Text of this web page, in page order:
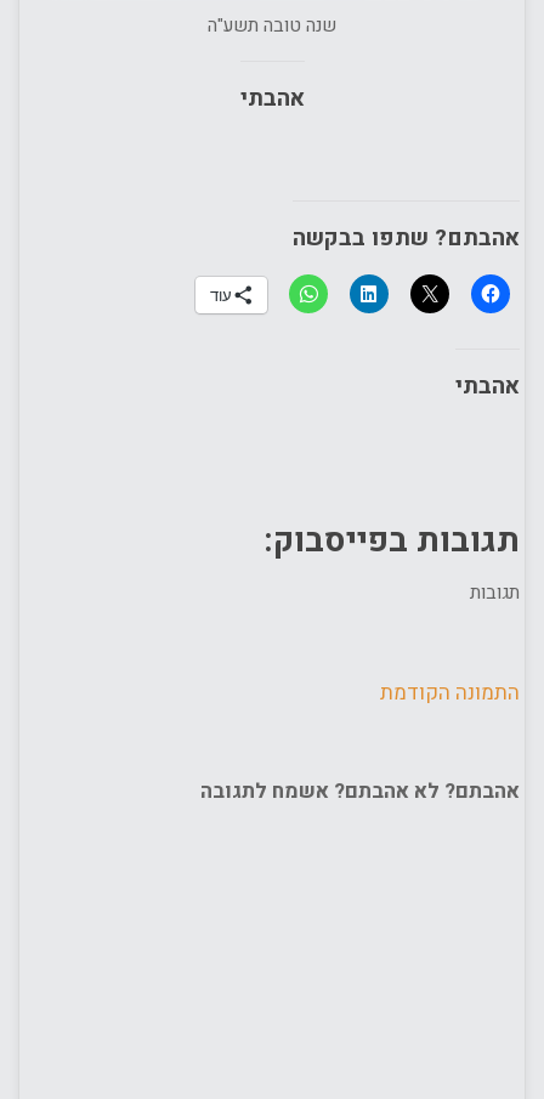
שנה טובה תשע"ה
אהבתי
אהבתם? שתפו בבקשה
עוד
אהבתי
תגובות בפייסבוק:
תגובות
התמונה הקודמת
אהבתם? לא אהבתם? אשמח לתגובה